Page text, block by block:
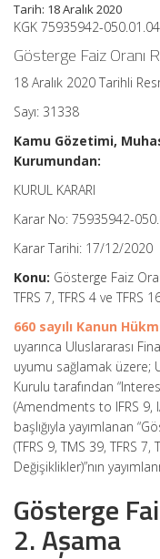
Tarih: 18 Aralık 2020
KGK 75935942-
Gösterge Faiz Oranı
18 Aralık 2020 Tarihli
Sayı: 31338
Kamu Gözetimi,
Kurumundan:
KURUL KARARI
Karar No: 75935942-
Karar Tarihi: 17/12/2020
Konu: Gösterge Faiz
TFRS 7, TFRS 4 ve TFRS
660 sayılı Kanun
uyarınca Uluslararası
uyumu sağlamak üzere;
Kurulu tarafından
(Amendments to IFRS 9,
başlığıyla yayımlanan
(TFRS 9, TMS 39, TFRS 7,
Değişiklikler)”nın
Gösterge
2. Aşama